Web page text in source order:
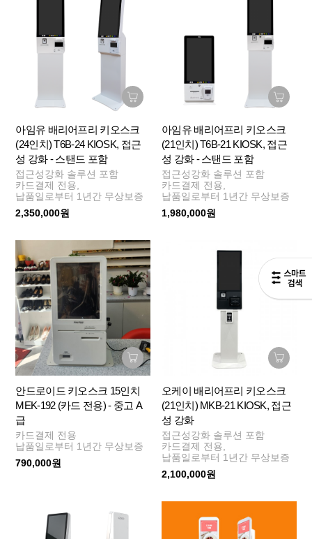
아임유 배리어프리 키오스크
(24인치) T6B-24 KIOSK, 접근
성 강화 - 스탠드 포함
접근성강화 솔루션 포함
카드결제 전용,
납품일로부터 1년간 무상보증
2,350,000원
아임유 배리어프리 키오스크
(21인치) T6B-21 KIOSK, 접근
성 강화 - 스탠드 포함
접근성강화 솔루션 포함
카드결제 전용,
납품일로부터 1년간 무상보증
1,980,000원
안드로이드 키오스크 15인치
MEK-192 (카드 전용) - 중고 A
급
카드결제 전용
납품일로부터 1년간 무상보증
790,000원
오케이 배리어프리 키오스크
(21인치) MKB-21 KIOSK, 접근
성 강화
접근성강화 솔루션 포함
카드결제 전용,
납품일로부터 1년간 무상보증
2,100,000원